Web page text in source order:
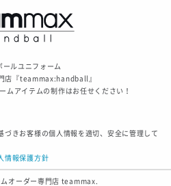
ールユニフォーム
店『teammax:handball』
ムアイテムの制作はお任せください！
づきお客様の個人情報を適切、安全に管理して
情報保護方針
ムオーダー専門店 teammax.